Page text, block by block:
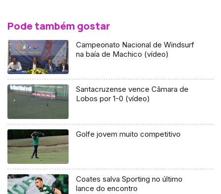
Pode também gostar
Campeonato Nacional de Windsurf
na baía de Machico (vídeo)
Santacruzense vence Câmara de
Lobos por 1-0 (vídeo)
Golfe jovem muito competitivo
Coates salva Sporting no último
lance do encontro